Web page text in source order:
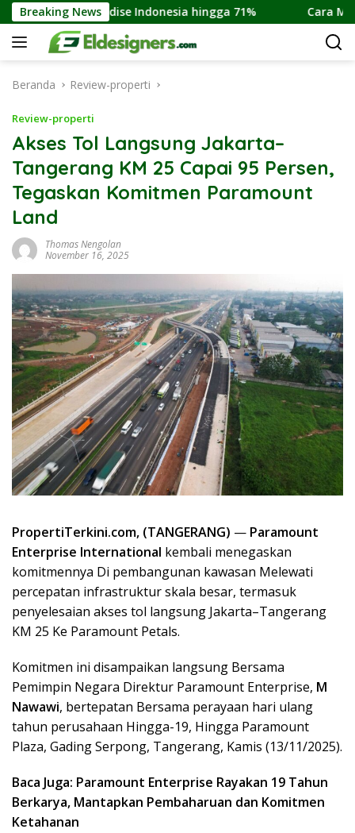
Langsung
ke
konten
Breaking News
Paradise Indonesia hingga 71% Cara Membeli
Beranda Review-properti
Review-properti
Akses Tol Langsung Jakarta–
Tangerang KM 25 Capai 95 Persen,
Tegaskan Komitmen Paramount
Land
Thomas Nengolan
November 16, 2025
PropertiTerkini.com, (TANGERANG) — Paramount
Enterprise International kembali menegaskan
komitmennya Di pembangunan kawasan Melewati
percepatan infrastruktur skala besar, termasuk
penyelesaian akses tol langsung Jakarta–Tangerang
KM 25 Ke Paramount Petals.
Komitmen ini disampaikan langsung Bersama
Pemimpin Negara Direktur Paramount Enterprise, M
Nawawi, bertepatan Bersama perayaan hari ulang
tahun perusahaan Hingga-19, Hingga Paramount
Plaza, Gading Serpong, Tangerang, Kamis (13/11/2025).
Baca Juga: Paramount Enterprise Rayakan 19 Tahun
Berkarya, Mantapkan Pembaharuan dan Komitmen
Ketahanan